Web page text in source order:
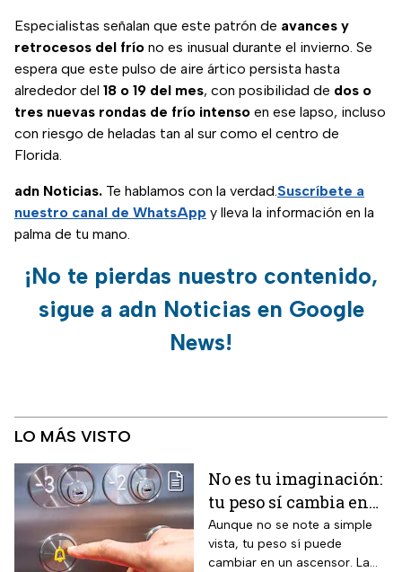
Especialistas señalan que este patrón de avances y
retrocesos del frío no es inusual durante el invierno. Se
espera que este pulso de aire ártico persista hasta
alrededor del 18 o 19 del mes, con posibilidad de dos o
tres nuevas rondas de frío intenso en ese lapso, incluso
con riesgo de heladas tan al sur como el centro de
Florida.
adn Noticias. Te hablamos con la verdad.Suscríbete a
nuestro canal de WhatsApp y lleva la información en la
palma de tu mano.
¡No te pierdas nuestro contenido,
sigue a adn Noticias en Google
News!
LO MÁS VISTO
No es tu imaginación:
tu peso sí cambia en
un ascensor y la
ciencia lo explica
Aunque no se note a simple
vista, tu peso sí puede
cambiar en un ascensor. La